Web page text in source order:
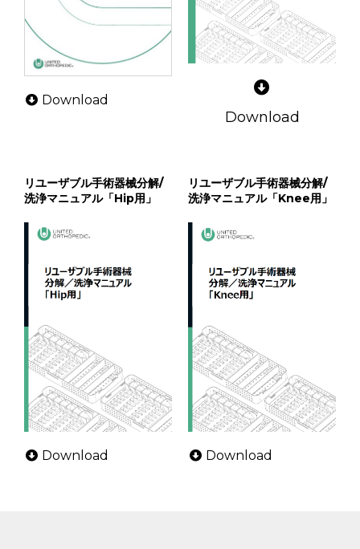
Download
Download
リユーザブル手術器械分解/
洗浄マニュアル「Hip用」
Download
リユーザブル手術器械分解/
洗浄マニュアル「Knee用」
Download